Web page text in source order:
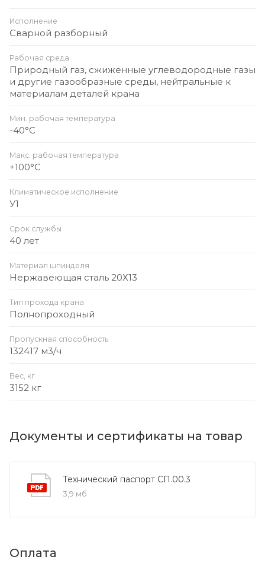
Исполнение
Сварной разборный
Рабочая среда
Природный газ, сжиженные углеводородные газы
и другие газообразные среды, нейтральные к
материалам деталей крана
Мин. рабочая температура
-40°С
Макс. рабочая температура
+100°С
Климатическое исполнение
У1
Срок службы
40 лет
Материал шпинделя
Нержавеющая сталь 20Х13
Тип прохода крана
Полнопроходный
Пропускная способность
132417 м3/ч
Вес, кг
3152 кг
Документы и сертификаты на товар
Технический паспорт СП.00.3
3,9 мб
Оплата